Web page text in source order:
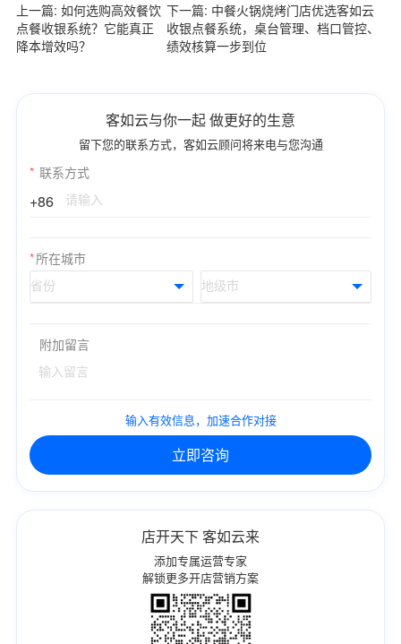
上一篇: 如何选购高效餐饮
点餐收银系统？它能真正
降本增效吗？
下一篇: 中餐火锅烧烤门店优选客如云
收银点餐系统，桌台管理、档口管控、
绩效核算一步到位
客如云与你一起 做更好的生意
留下您的联系方式，客如云顾问将来电与您沟通
* 联系方式
+86
*所在城市
附加留言
输入有效信息，加速合作对接
立即咨询
店开天下 客如云来
添加专属运营专家
解锁更多开店营销方案